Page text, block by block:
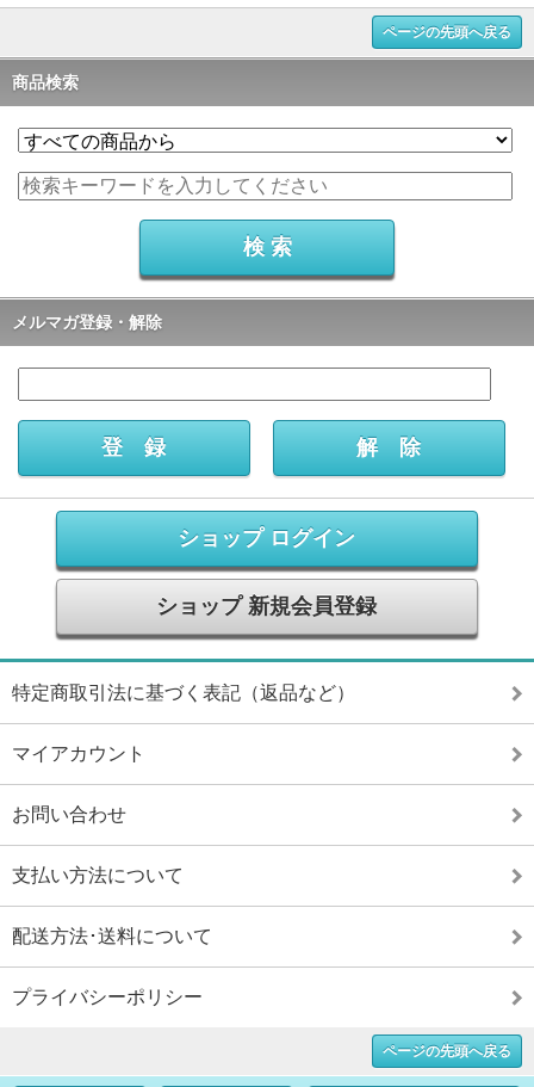
ページの先頭へ戻る
商品検索
メルマガ登録・解除
ショップ ログイン
ショップ 新規会員登録
特定商取引法に基づく表記（返品など）
マイアカウント
お問い合わせ
支払い方法について
配送方法･送料について
プライバシーポリシー
ページの先頭へ戻る